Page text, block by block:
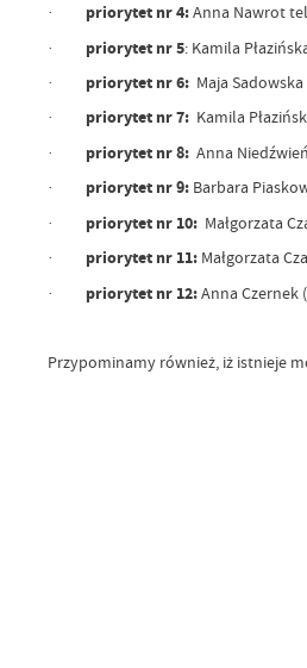
· priorytet nr 4:Anna Nawrot
· priorytet nr 5: Kamila
· priorytet nr 6:Maja Sadowska
· priorytet nr 7:Kamila
· priorytet nr 8:Anna
· priorytet nr 9:Barbara
· priorytet nr 10:Małgorzata
· priorytet nr 11:Małgorzata
· priorytet nr 12:Anna Czernek
Przypominamy również, iż istnieje